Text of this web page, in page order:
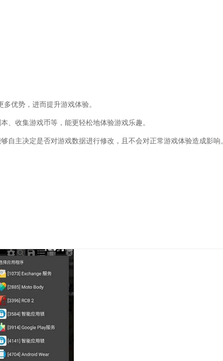
优势，进而提升游戏体验。
、收集游戏币等，能更轻松地体验游戏乐趣。
自主决定是否对游戏数据进行修改，且不会对正常游戏体验造成影响